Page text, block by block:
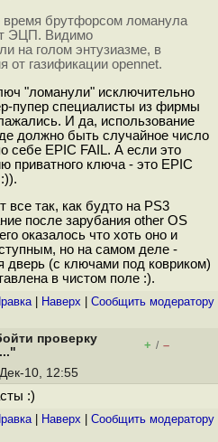
время брутфорсом ломанула
ЭЦП. Видимо
на голом энтузиазме, в
от газификации opennet.
"ломанули" исключительно
пупер специалисты из фирмы
И да, использование
должно быть случайное число
себе EPIC FAIL. А если это
приватного ключа - это EPIC
все так, как будто на PS3
после зарубания other OS
оказалось что хоть оно и
но на самом деле -
дверь (с ключами под ковриком)
в чистом поле :).
| Наверх Cообщить модератору
проверку
+ / –
10, 12:55
:)
| Наверх Cообщить модератору